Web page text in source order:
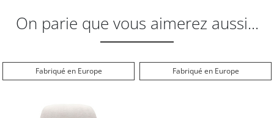
On parie que vous aimerez aussi...
Fabriqué en Europe Fabriqué en Europe